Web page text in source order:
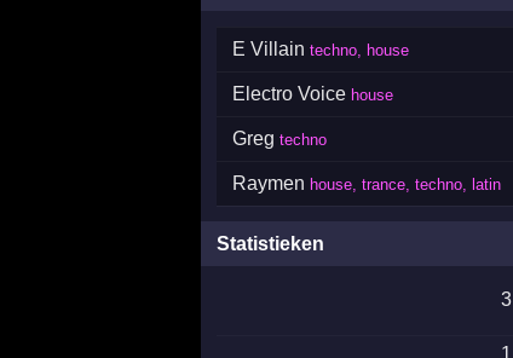
E Villain techno, house
Electro Voice house
Greg techno
Raymen house, trance, techno, latin
Statistieken
3
1